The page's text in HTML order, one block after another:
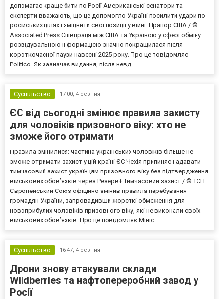
допомагає краще бити по Росії Американські сенатори та
експерти вважають, що це допомогло Україні посилити удари по
російських цілях і зміцнити свої позиції у війні. Прапор США / ©
Associated Press Співпраця між США та Україною у сфері обміну
розвідувальною інформацією значно покращилася після
короткочасної паузи навесні 2025 року. Про це повідомляє
Politico. Як зазначає видання, після невд...
Суспільство 17:00, 4 серпня
ЄС від сьогодні змінює правила захисту
для чоловіків призовного віку: хто не
зможе його отримати
Правила змінилися: частина українських чоловіків більше не
зможе отримати захист у цій країні ЄС Чехія припиняє надавати
тимчасовий захист українцям призовного віку без підтвердження
військових обов’язків через Резерв+ Тимчасовий захист / © ТСН
Європейський Союз офіційно змінив правила перебування
громадян України, запровадивши жорсткі обмеження для
новоприбулих чоловіків призовного віку, які не виконали своїх
військових обов’язків. Про це повідомляє Мініс...
Суспільство 16:47, 4 серпня
Дрони знову атакували склади
Wildberries та нафтопереробний завод у
Росії